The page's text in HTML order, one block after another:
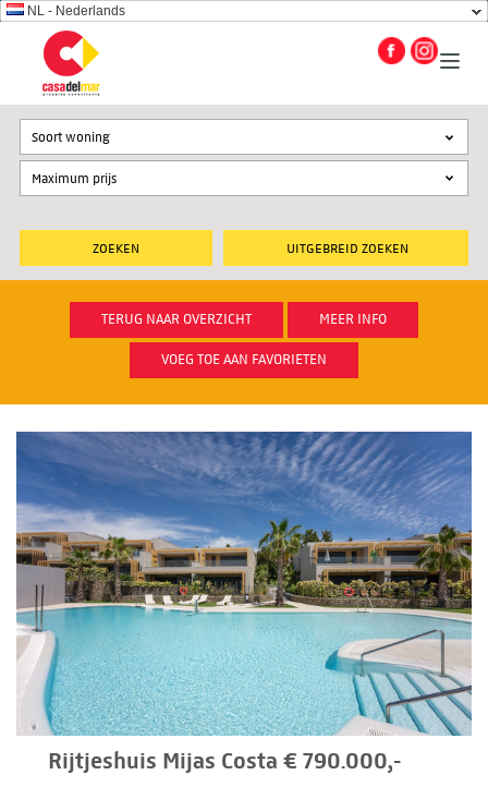
NL - Nederlands
UITGEBREID ZOEKEN
Soort woning
TERUG NAAR OVERZICHT MEER INFO
VOEG TOE AAN FAVORIETEN
Rijtjeshuis Mijas Costa € 790.000,-